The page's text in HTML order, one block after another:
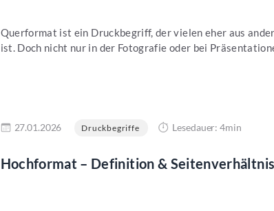
Querformat ist ein Druckbegriff, der vielen eher aus
ist. Doch nicht nur in der Fotografie oder bei
27.01.2026 Druckbegriffe Lesedauer: 4min
Hochformat – Definition &